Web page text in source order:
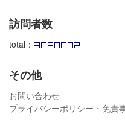
訪問者数
total：
その他
お問い合わせ
プライバシーポリシー・免責